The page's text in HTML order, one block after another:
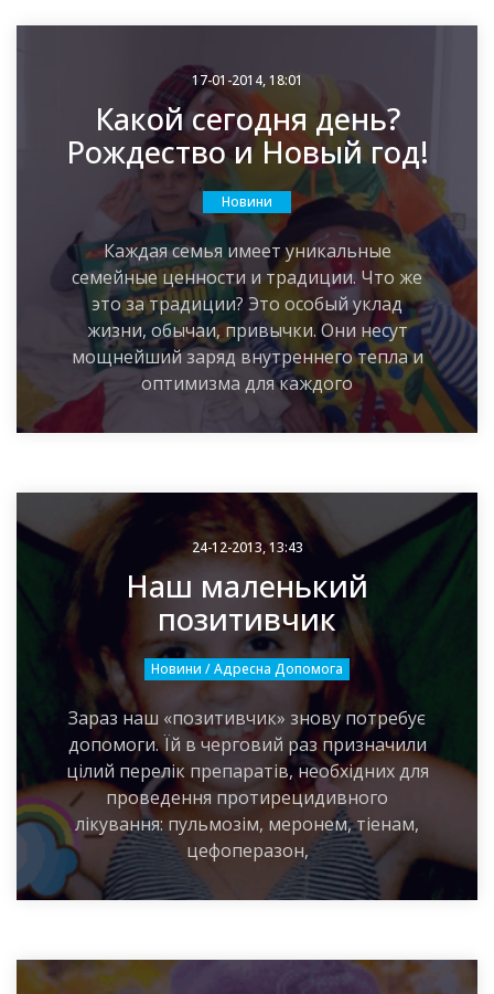
17-01-2014, 18:01
Какой сегодня день?
Рождество и Новый год!
Новини
Каждая семья имеет уникальные
семейные ценности и традиции. Что же
это за традиции? Это особый уклад
жизни, обычаи, привычки. Они несут
мощнейший заряд внутреннего тепла и
оптимизма для каждого
24-12-2013, 13:43
Наш маленький
позитивчик
Новини / Адресна Допомога
Зараз наш «позитивчик» знову потребує
допомоги. Їй в черговий раз призначили
цілий перелік препаратів, необхідних для
проведення протирецидивного
лікування: пульмозім, меронем, тіенам,
цефоперазон,